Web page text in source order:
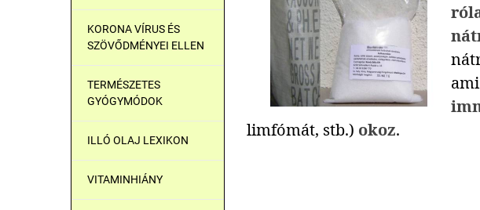
KORONA VÍRUS ÉS
SZÖVŐDMÉNYEI ELLEN
TERMÉSZETES
GYÓGYMÓDOK
ILLÓ OLAJ LEXIKON
VITAMINHIÁNY
ami
limfómát, stb.) okoz.